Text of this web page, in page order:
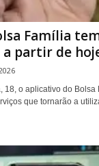
Família
partir de
18, o aplicativo do Bolsa
que tornarão a